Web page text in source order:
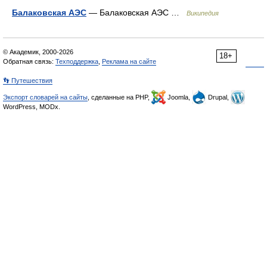
Балаковская АЭС — Балаковская АЭС … Википедия
18+
© Академик, 2000-2026
Обратная связь: Техподдержка Реклама на сайте
👣 Путешествия
Экспорт словарей на сайты , сделанные на PHP, Joomla,
Drupal,
WordPress, MODx.